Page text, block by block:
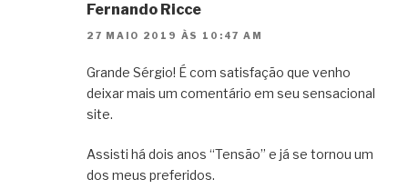
Fernando Ricce
27 MAIO 2019 ÀS 10:47 AM
Grande Sérgio! É com satisfação que venho
deixar mais um comentário em seu sensacional
site.
Assisti há dois anos “Tensão” e já se tornou um
dos meus preferidos.